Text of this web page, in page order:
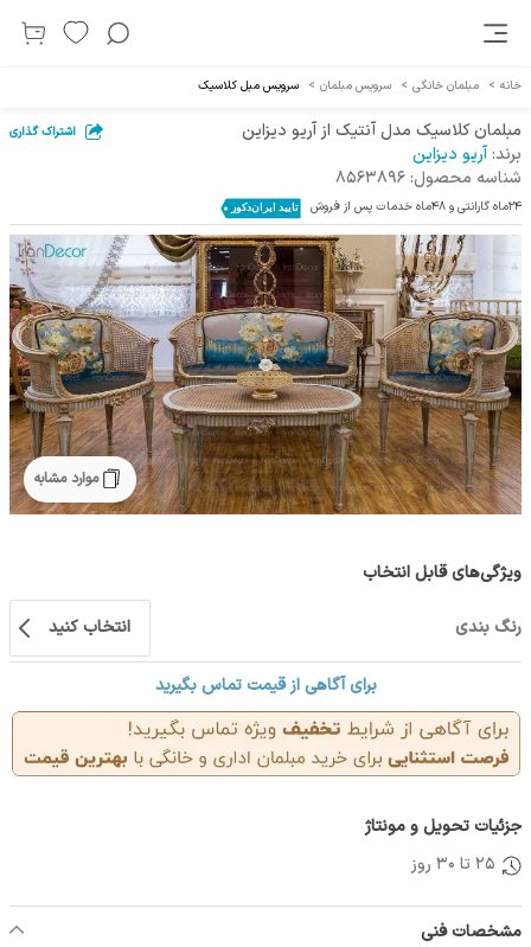
خانه > مبلمان خانگی > سرویس مبلمان > سرویس مبل کلاسیک
مبلمان کلاسیک مدل آنتیک از آریو دیزاین اشتراک گذاری
برند:آریو دیزاین
شناسه محصول:8563896
24ماه گارانتی و 48ماه خدمات پس از فروش
موارد مشابه
ویژگی‌های قابل انتخاب
رنگ بندی انتخاب کنید
برای آگاهی از قیمت تماس بگیرید
جزئیات تحویل و مونتاژ
25 تا 30 روز
مشخصات فنی